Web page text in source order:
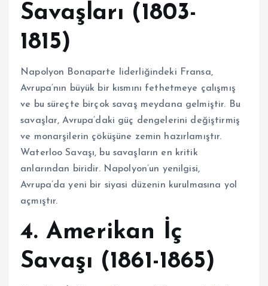
Savaşları (1803-
1815)
Napolyon Bonaparte liderliğindeki Fransa,
Avrupa’nın büyük bir kısmını fethetmeye çalışmış
ve bu süreçte birçok savaş meydana gelmiştir. Bu
savaşlar, Avrupa’daki güç dengelerini değiştirmiş
ve monarşilerin çöküşüne zemin hazırlamıştır.
Waterloo Savaşı, bu savaşların en kritik
anlarından biridir. Napolyon’un yenilgisi,
Avrupa’da yeni bir siyasi düzenin kurulmasına yol
açmıştır.
4. Amerikan İç
Savaşı (1861-1865)